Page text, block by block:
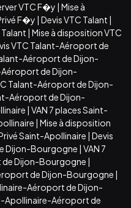
VTC F�y | Mise à
F�y | Devis VTC Talant |
| Mise à disposition VTC
VTC Talant-Aéroport de
Aéroport de Dijon-
Aéroport de Dijon-
Talant-Aéroport de Dijon-
Aéroport de Dijon-
| VAN 7 places Saint-
| Mise à disposition
Saint-Apollinaire | Devis
Dijon-Bourgogne | VAN 7
Dijon-Bourgogne |
de Dijon-Bourgogne |
Aéroport de Dijon-
Apollinaire-Aéroport de